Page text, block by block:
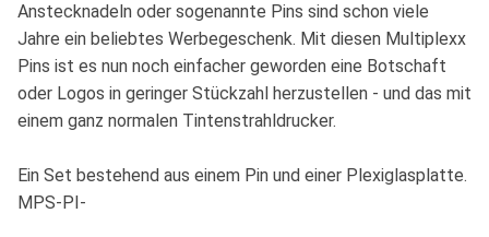
Anstecknadeln oder sogenannte Pins sind schon viele
Jahre ein beliebtes Werbegeschenk. Mit diesen Multiplexx
Pins ist es nun noch einfacher geworden eine Botschaft
oder Logos in geringer Stückzahl herzustellen - und das mit
einem ganz normalen Tintenstrahldrucker.
Ein Set bestehend aus einem Pin und einer Plexiglasplatte.
MPS-PI-